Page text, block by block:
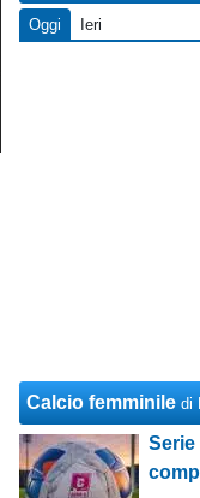
Oggi Ieri
Calcio femminile di
Serie